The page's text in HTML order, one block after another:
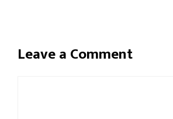
Leave a Comment